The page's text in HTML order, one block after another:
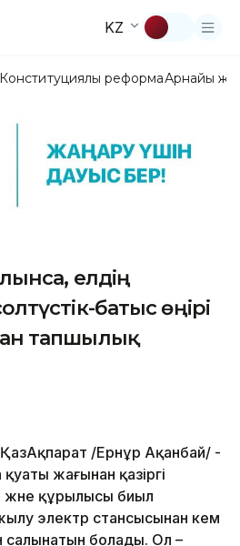
KZ
Конституциялық реформаАрнайы
елдің
батыс өңірі
тапшылық
ҚазАқпарат /Ернұр Ақанбай/ -
жағынан қазіргі
және құрылысы биыл
электр стансысынан кем
салынатын болады. Ол –